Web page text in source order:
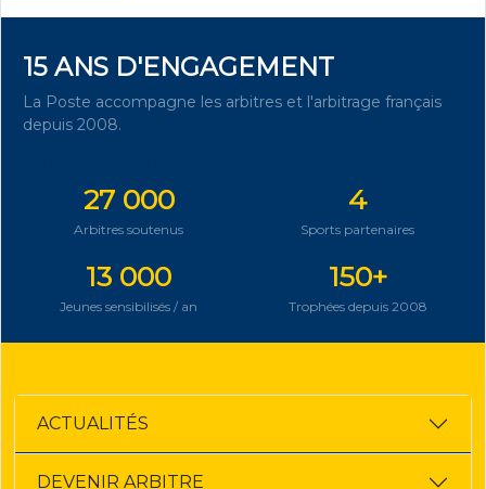
15 ANS D'ENGAGEMENT
La Poste accompagne les arbitres et l'arbitrage français
depuis 2008.
27 000
Arbitres soutenus
4
Sports partenaires
13 000
Jeunes sensibilisés / an
150+
Trophées depuis 2008
ACTUALITÉS
DEVENIR ARBITRE